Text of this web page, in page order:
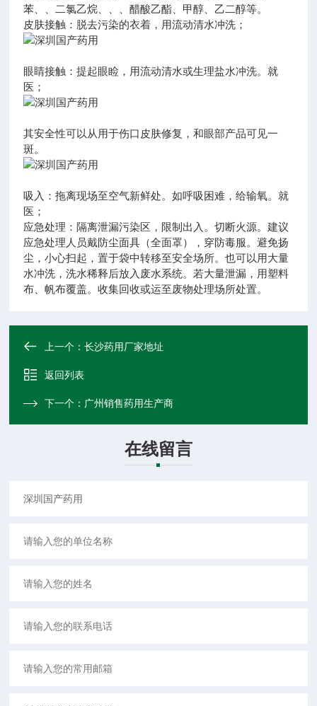
苯、、二氯乙烷、、、醋酸乙酯、甲醇、乙二醇等。
皮肤接触：脱去污染的衣着，用流动清水冲洗；
眼睛接触：提起眼睑，用流动清水或生理盐水冲洗。就
医；
其安全性可以从用于伤口皮肤修复，和眼部产品可见一
斑。
吸入：拖离现场至空气新鲜处。如呼吸困难，给输氧。就
医；
应急处理：隔离泄漏污染区，限制出入。切断火源。建议
应急处理人员戴防尘面具（全面罩），穿防毒服。避免扬
尘，小心扫起，置于袋中转移至安全场所。也可以用大量
水冲洗，洗水稀释后放入废水系统。若大量泄漏，用塑料
布、帆布覆盖。收集回收或运至废物处理场所处置。
上一个：长沙药用厂家地址
返回列表
下一个： 广州销售药用生产商
在线留言